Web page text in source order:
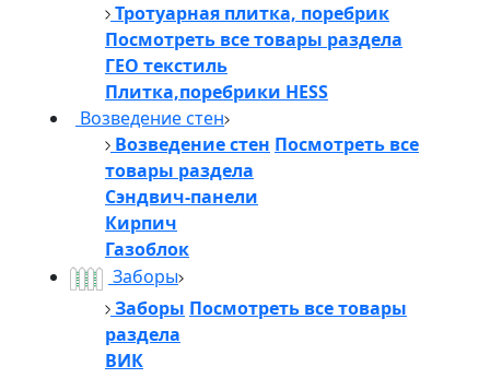
Тротуарная плитка, поребрик
Посмотреть все товары раздела
ГЕО текстиль
Плитка,поребрики HESS
Возведение стен
Возведение стен Посмотреть все
товары раздела
Сэндвич-панели
Кирпич
Газоблок
Заборы
Заборы Посмотреть все товары
раздела
ВИК